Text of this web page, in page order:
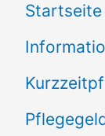
Startseite